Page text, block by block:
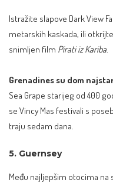
Istražite slapove Dark View
metarskih kaskada, ili
snimljen film Pirati iz Kariba.
Grenadines su dom
Sea Grape starijeg od 400
se Vincy Mas festivali s
traju sedam dana.
5. Guernsey
Među najljepšim otocima